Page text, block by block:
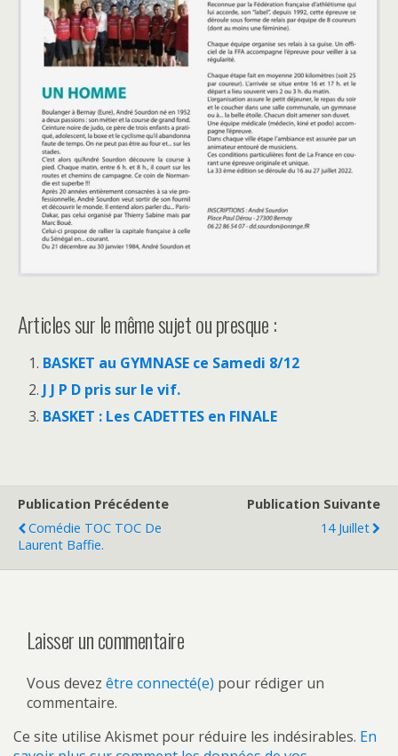
Articles sur le même sujet ou presque :
BASKET au GYMNASE ce Samedi 8/12
J J P D pris sur le vif.
BASKET : Les CADETTES en FINALE
Publication Précédente
Comédie TOC TOC De
Laurent Baffie.
Publication Suivante
14 Juillet
Laisser un commentaire
Vous devez être connecté(e) pour rédiger un
commentaire.
Ce site utilise Akismet pour réduire les indésirables. En